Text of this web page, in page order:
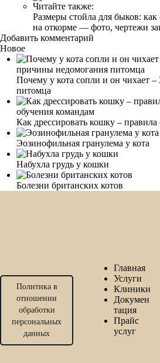
Читайте также:
Размеры стойла для быков: как
на откорме — фото, чертежи
Добавить комментарий
Новое
Почему у кота сопли и он чихает
питомца
Как дрессировать кошку –
Эозинофильная гранулема у кота
Набухла грудь у кошки
Болезни британских котов
Политика в
отношении
обработки
персональных
данных
Главная
Услуги
Клиники
Докумен
тация
Прайс
услуг